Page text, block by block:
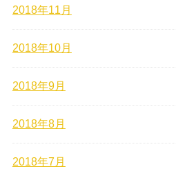
2018年11月
2018年10月
2018年9月
2018年8月
2018年7月